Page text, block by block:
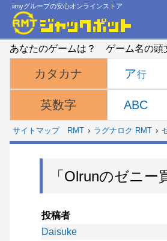
iimyグループの安心オンラインストア
あなたのゲームは？ ゲーム名の頭
カタカナ
英数字
ア
ABC
サイトマップ RMT ラグナロク RMT
「Olrunのゼニ
投稿者
Daisuke